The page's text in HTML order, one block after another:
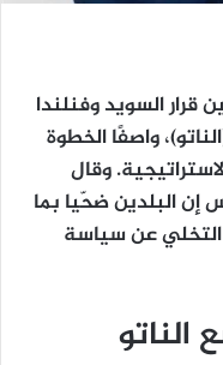
قرار السويد وفنلندا
واصفًا الخطوة
وقال
إن البلدين ضحّيا بما
التخلي عن سياسة